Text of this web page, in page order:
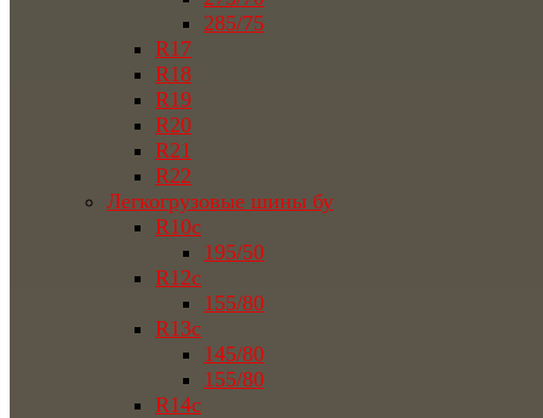
285/75
R17
R18
R19
R20
R21
R22
Легкогрузовые шины бу
R10c
195/50
R12c
155/80
R13c
145/80
155/80
R14c